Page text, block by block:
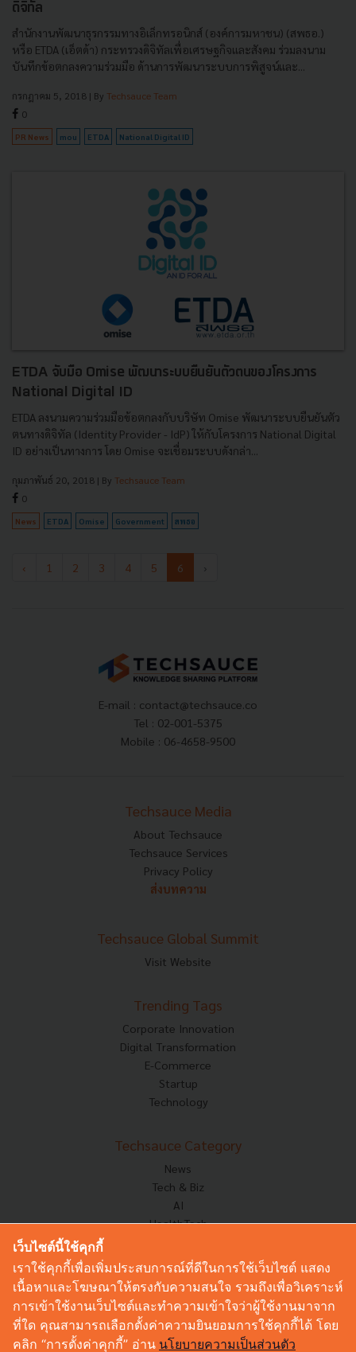
ดิจิทัล
สำนักงานพัฒนาธุรกรรมทางอิเล็กทรอนิกส์ (องค์การมหาชน) (สพธอ.)
หรือ ETDA (เอ็ตด้า) กระทรวงดิจิทัลเพื่อเศรษฐกิจและสังคม ร่วมลงนาม
บันทึกข้อตกลงความร่วมมือ ด้านการพัฒนาระบบการพิสูจน์และ...
กรกฎาคม 5, 2018 | By Techsauce Team
0
PR News mou ETDA National Digital ID
ETDA จับมือ Omise พัฒนาระบบยืนยันตัวตนของโครงการ
National Digital ID
ETDA ลงนามความร่วมมือข้อตกลงกับบริษัท Omise พัฒนาระบบยืนยันตัว
ตนทางดิจิทัล (Identity Provider - IdP) ให้กับโครงการ National Digital
ID อย่างเป็นทางการ โดย Omise จะเชื่อมระบบดังกล่า...
กุมภาพันธ์ 20, 2018 | By Techsauce Team
0
News ETDA Omise Government สพธอ
‹ 1 2 3 4 5 6 ›
E-mail : contact@techsauce.co
Tel : 02-001-5375
Mobile : 06-4658-9500
Techsauce Media
About Techsauce
Techsauce Services
Privacy Policy
ส่งบทความ
Techsauce Global Summit
Visit Website
Trending Tags
Corporate Innovation
Digital Transformation
E-Commerce
Startup
Technology
Techsauce Category
News
Tech & Biz
AI
HealthTech
Corp Innov
Saucy Thoughts
Sustainable
Videos
เว็บไซต์นี้ใช้คุกกี้
เราใช้คุกกี้เพื่อเพิ่มประสบการณ์ที่ดีในการใช้เว็บไซต์ แสดง
เนื้อหาและโฆษณาให้ตรงกับความสนใจ รวมถึงเพื่อวิเคราะห์
การเข้าใช้งานเว็บไซต์และทำความเข้าใจว่าผู้ใช้งานมาจาก
ที่ใด คุณสามารถเลือกตั้งค่าความยินยอมการใช้คุกกี้ได้ โดย
คลิก “การตั้งค่าคุกกี้” อ่าน นโยบายความเป็นส่วนตัว